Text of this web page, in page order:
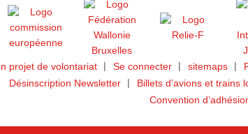
projet de volontariat Se connecter sitemaps
Désinscription Newsletter
Billets d’avions et trains
Convention